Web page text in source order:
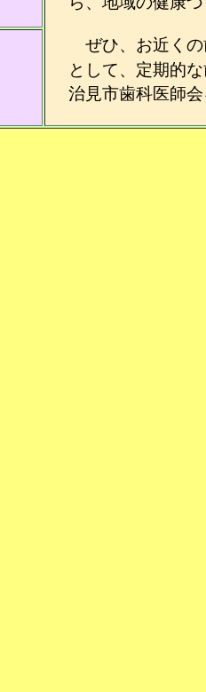
ぜひ、お近くの
として、定期的
治見市歯科医師